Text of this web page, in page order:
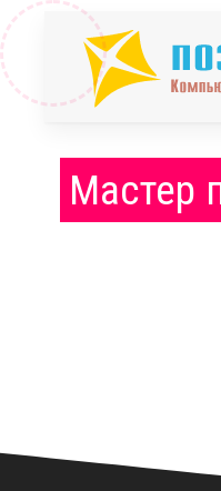
Мастер